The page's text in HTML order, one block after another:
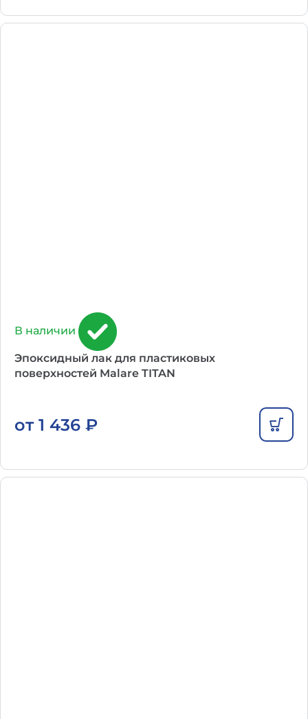
В наличии
Эпоксидный лак для пластиковых
поверхностей Malare TITAN
от 1 436 ₽